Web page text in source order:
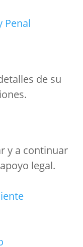
Penal
de su
y a continuar
legal.